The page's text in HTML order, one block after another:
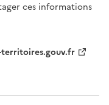
ces informations